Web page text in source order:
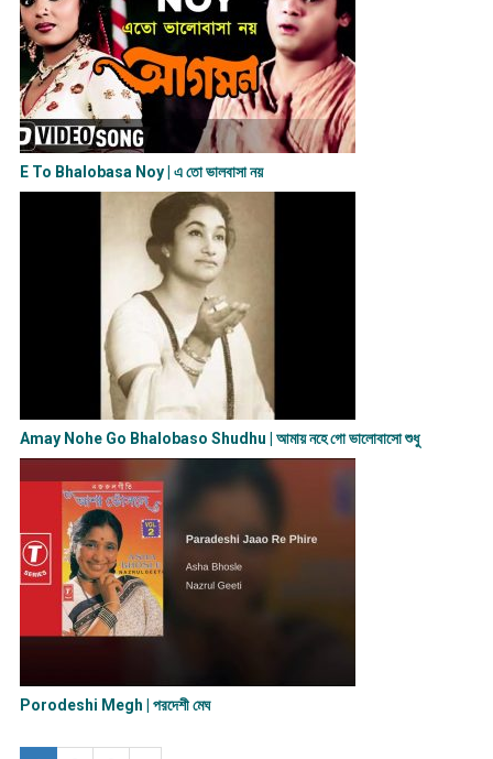
E To Bhalobasa Noy | এ তো ভালবাসা ন​য়
Amay Nohe Go Bhalobaso Shudhu | আমায় নহে গো ভালোবাসো শুধু
Porodeshi Megh | পরদেশী মেঘ